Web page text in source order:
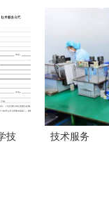
务
链
致
命科学技术
服务新风向
技
技术服务